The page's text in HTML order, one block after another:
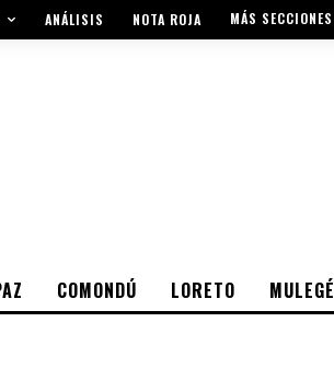
ANÁLISIS NOTA ROJA MÁS SECCIONES
COMONDÚ LORETO MULEGÉ